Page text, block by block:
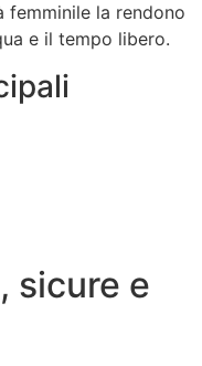
la rendono
e il tempo libero.
sicure e